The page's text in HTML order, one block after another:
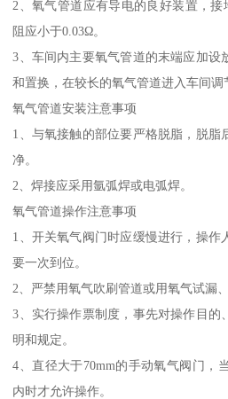
2、氧气管道应有导电的良好装置，
阻应小于0.03Ω。
3、车间内主要氧气管道的末端应加设
和置换，在较长的氧气管道进入车间调
氧气管道安装注意事项
1、与氧接触的部位要严格脱脂，脱脂
净。
2、焊接应采用氩弧焊或电弧焊。
氧气管道操作注意事项
1、开关氧气阀门时应缓慢进行，操作
要一次到位。
2、严禁用氧气吹刷管道或用氧气试漏、
3、实行操作票制度，事先对操作目的
明和规定。
4、直径大于70mm的手动氧气阀门，
内时才允许操作。